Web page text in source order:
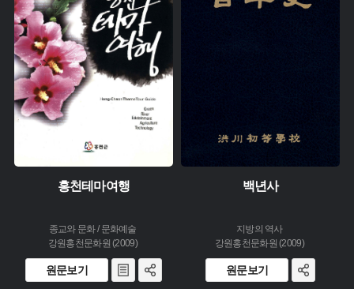
유형 :
생산 :
소장 :
홍천테마여행
종교와 문화 / 문화예술
강원홍천문화원 (2009)
원문보기
유형 :
백년사
지방의 역사
강원홍천문화원 (2009)
원문보기